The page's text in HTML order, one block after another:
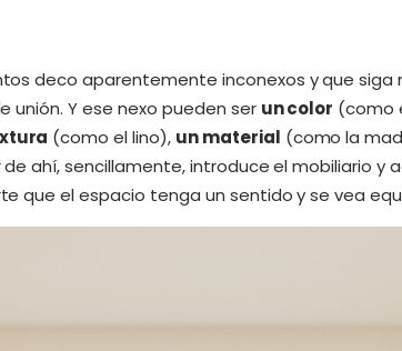
deco aparentemente inconexos y que siga
unión. Y ese nexo pueden ser un color (como
(como el lino), un material (como la
ahí, sencillamente, introduce el mobiliario y
que el espacio tenga un sentido y se vea